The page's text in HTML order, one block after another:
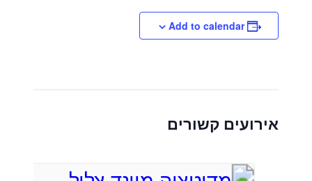
Add to calendar
אירועים קשורים